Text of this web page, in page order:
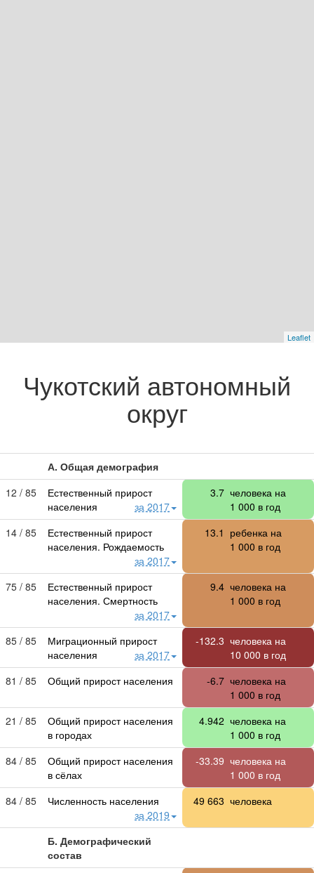
Leaflet
Чукотский автономный
округ
А. Общая демография
12 / 85
Естественный прирост
населения
за 2017
3.7 человека на
1 000 в год
14 / 85
Естественный прирост
населения. Рождаемость
за 2017
13.1 ребенка на
1 000 в год
75 / 85
Естественный прирост
населения. Смертность
за 2017
9.4 человека на
1 000 в год
85 / 85
Миграционный прирост
населения
за 2017
-132.3 человека на
10 000 в год
81 / 85
Общий прирост населения -6.7 человека на
1 000 в год
21 / 85
Общий прирост населения
в городах
4.942 человека на
1 000 в год
84 / 85
Общий прирост населения
в сёлах
-33.39 человека на
1 000 в год
84 / 85
Численность населения
за 2019
49 663 человека
Б. Демографический
состав